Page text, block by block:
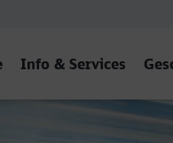
Info & Services